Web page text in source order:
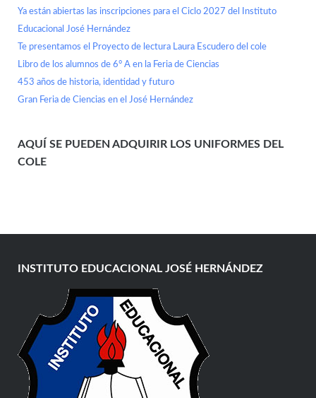
Ya están abiertas las inscripciones para el Ciclo 2027 del Instituto
Educacional José Hernández
Te presentamos el Proyecto de lectura Laura Escudero del cole
Libro de los alumnos de 6° A en la Feria de Ciencias
453 años de historia, identidad y futuro
Gran Feria de Ciencias en el José Hernández
AQUÍ SE PUEDEN ADQUIRIR LOS UNIFORMES DEL
COLE
INSTITUTO EDUCACIONAL JOSÉ HERNÁNDEZ